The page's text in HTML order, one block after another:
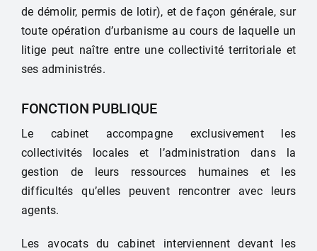
de démolir, permis de lotir), et de façon générale, sur
toute opération d’urbanisme au cours de laquelle un
litige peut naître entre une collectivité territoriale et
ses administrés.
FONCTION PUBLIQUE
Le cabinet accompagne exclusivement les
collectivités locales et l’administration dans la
gestion de leurs ressources humaines et les
difficultés qu’elles peuvent rencontrer avec leurs
agents.
Les avocats du cabinet interviennent devant les